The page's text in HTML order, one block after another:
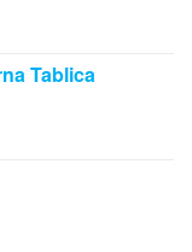
Tablica